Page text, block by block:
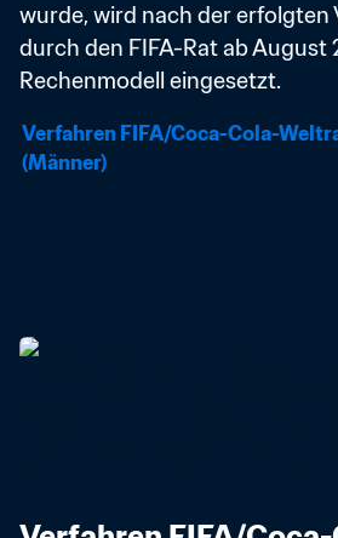
wurde, wird nach der erfolgten
durch den FIFA-Rat ab August
Rechenmodell eingesetzt.
Verfahren FIFA/Coca-Cola-
(Männer)